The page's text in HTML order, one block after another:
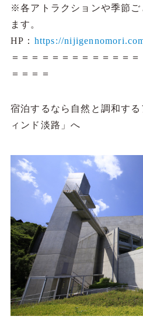
※各アトラクションや季節ご
ます。
HP： https://
＝＝＝＝＝＝＝＝＝＝＝＝
＝＝＝＝
宿泊するなら自然と調和す
ィンド淡路」へ